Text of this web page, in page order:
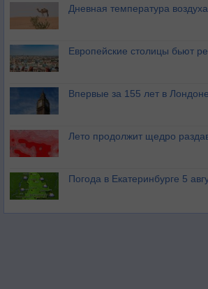
Дневная температура
Европейские столицы бьют
Впервые за 155 лет в
Лето продолжит щедро
Погода в Екатеринбурге 5